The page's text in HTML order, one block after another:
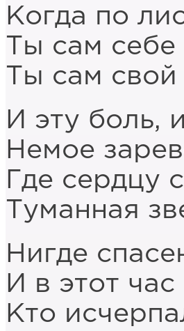
Когда по
Ты сам
Ты сам
И эту боль,
Немое
Где сердцу
Туманная
Нигде
И в этот
Кто